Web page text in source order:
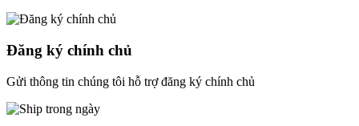
Đăng ký chính chủ
Gửi thông tin chúng tôi hỗ trợ đăng ký chính chủ